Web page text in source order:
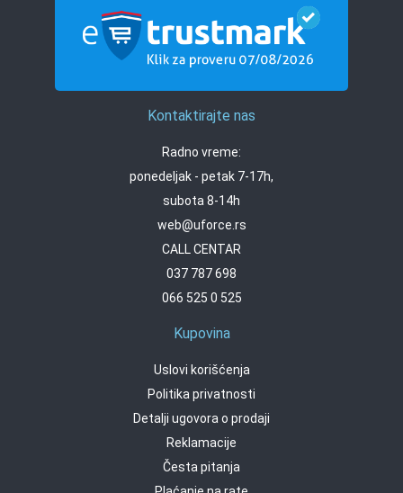
Kontaktirajte nas
Radno vreme:
ponedeljak - petak 7-17h,
subota 8-14h
web@uforce.rs
CALL CENTAR
037 787 698
066 525 0 525
Kupovina
Uslovi korišćenja
Politika privatnosti
Detalji ugovora o prodaji
Reklamacije
Česta pitanja